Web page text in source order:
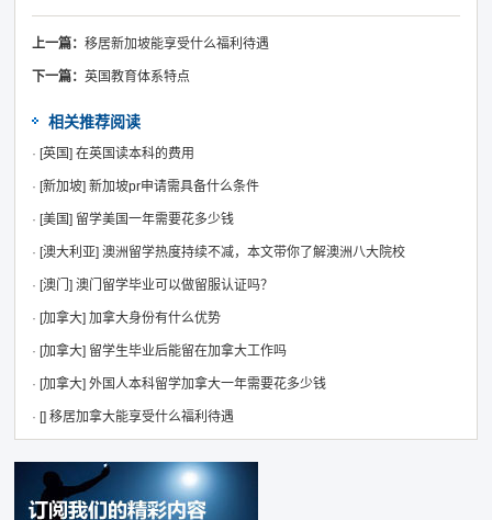
上一篇：移居新加坡能享受什么福利待遇
下一篇：英国教育体系特点
相关推荐阅读
· [英国] 在英国读本科的费用
· [新加坡] 新加坡pr申请需具备什么条件
· [美国] 留学美国一年需要花多少钱
· [澳大利亚] 澳洲留学热度持续不减，本文带你了解澳洲八大院校
· [澳门] 澳门留学毕业可以做留服认证吗？
· [加拿大] 加拿大身份有什么优势
· [加拿大] 留学生毕业后能留在加拿大工作吗
· [加拿大] 外国人本科留学加拿大一年需要花多少钱
· [] 移居加拿大能享受什么福利待遇